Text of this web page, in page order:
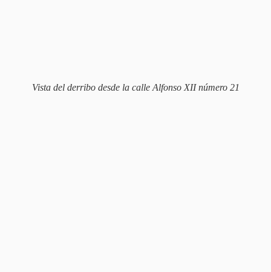
Vista del derribo desde la calle Alfonso XII número 21